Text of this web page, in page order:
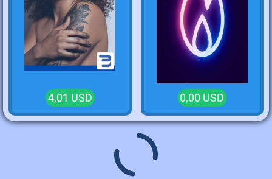
4,01 USD 0,00 USD